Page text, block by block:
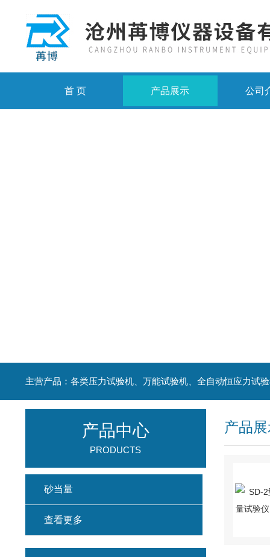
首 页 产品展示 公司
主营产品：各类压力试验机、万能试验机、全自动恒应力试
产品
产品中心
PRODUCTS
砂当量
查看更多